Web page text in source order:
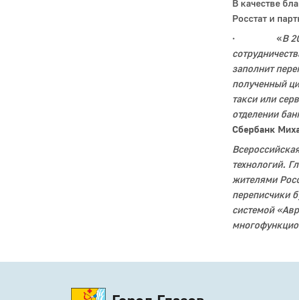
В качестве
Росстат и
· «В
заполнит
полученный
такси или
отделении
Сбербанк
технологий.
жителями
переписчики
системой